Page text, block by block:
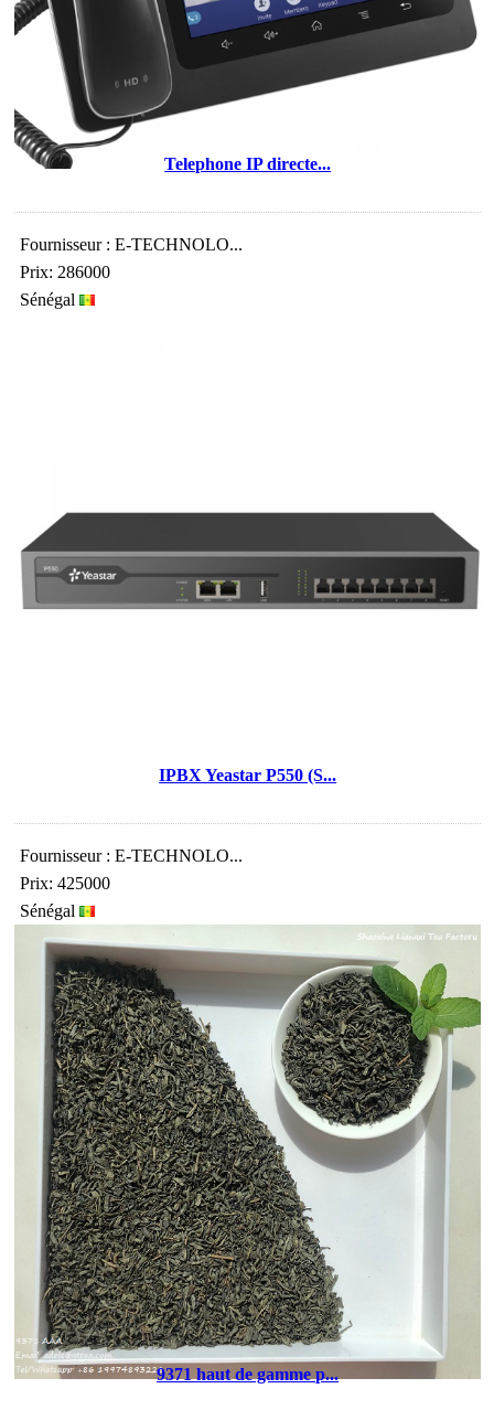
Telephone IP directe...
Fournisseur : E-TECHNOLO...
Prix: 286000
Sénégal
IPBX Yeastar P550 (S...
Fournisseur : E-TECHNOLO...
Prix: 425000
Sénégal
9371 haut de gamme p...